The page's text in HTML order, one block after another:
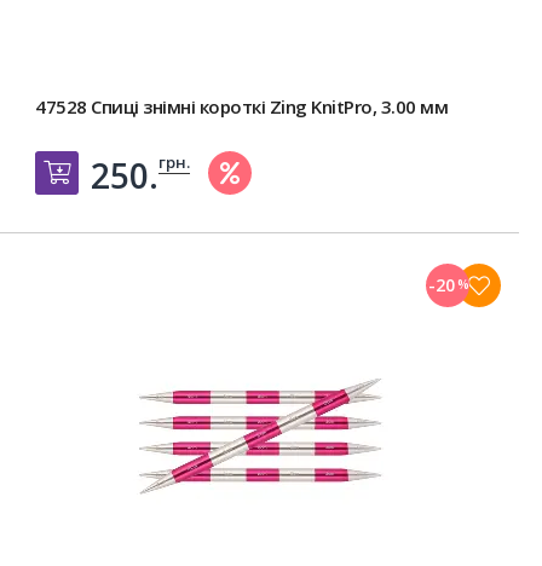
47528 Спиці знімні короткі Zing KnitPro, 3.00 мм
Добавить в корзину
250.грн.
-20%